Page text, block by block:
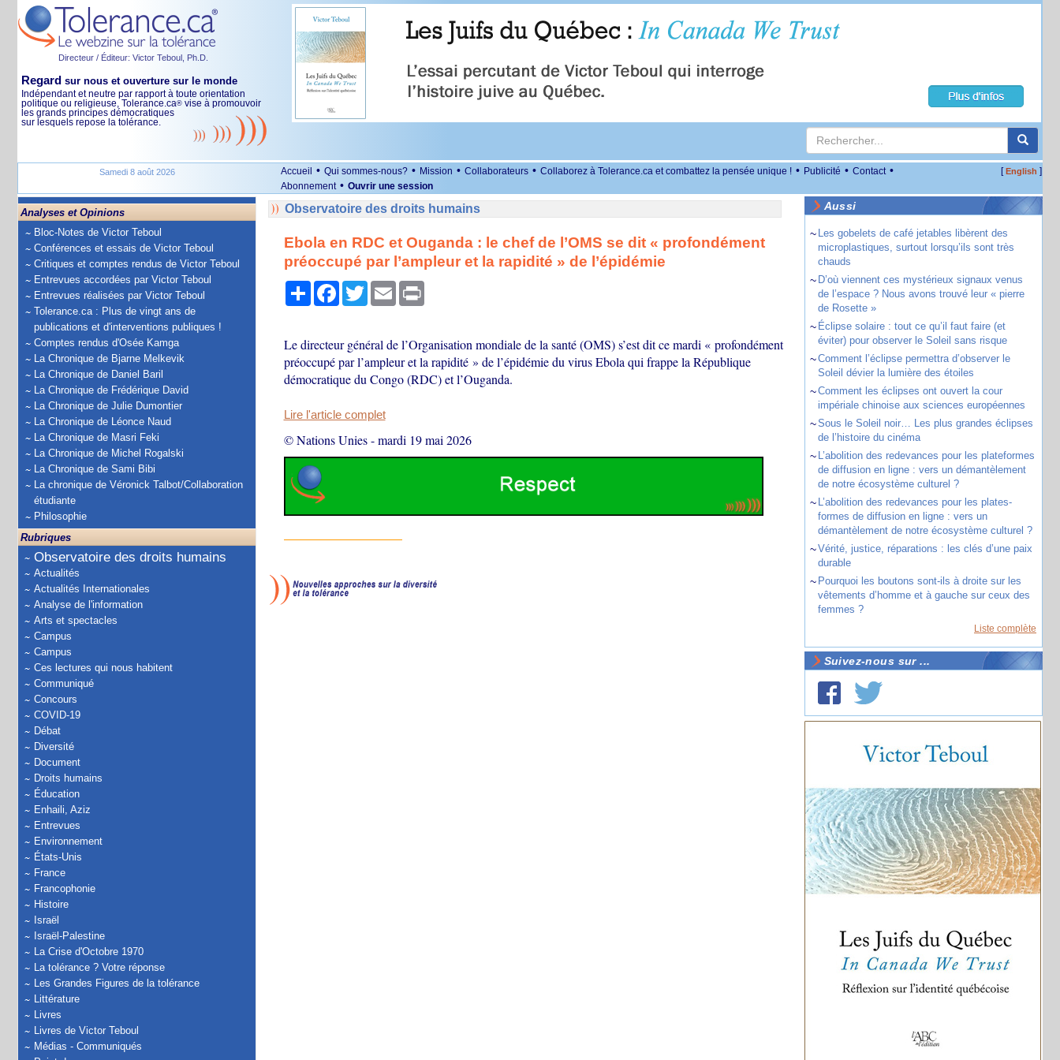
Directeur / Éditeur: Victor Teboul, Ph.D.
Regard sur nous et ouverture sur le monde
Indépendant et neutre par rapport à toute orientation
politique ou religieuse, Tolerance.ca® vise à promouvoir
les grands principes démocratiques
sur lesquels repose la tolérance.
Samedi 8 août 2026 Accueil • Qui sommes-nous? • Mission • Collaborateurs • Collaborez à Tolerance.ca et combattez la pensée unique ! • Publicité • Contact •
Abonnement • Ouvrir une session
[English ]
Analyses et Opinions
Bloc-Notes de Victor Teboul
Conférences et essais de Victor Teboul
Critiques et comptes rendus de Victor Teboul
Entrevues accordées par Victor Teboul
Entrevues réalisées par Victor Teboul
Tolerance.ca : Plus de vingt ans de
publications et d'interventions publiques !
Comptes rendus d'Osée Kamga
La Chronique de Bjarne Melkevik
La Chronique de Daniel Baril
La Chronique de Frédérique David
La Chronique de Julie Dumontier
La Chronique de Léonce Naud
La Chronique de Masri Feki
La Chronique de Michel Rogalski
La Chronique de Sami Bibi
La chronique de Véronick Talbot/Collaboration
étudiante
Philosophie
Rubriques
Observatoire des droits humains
Actualités
Actualités Internationales
Analyse de l'information
Arts et spectacles
Campus
Campus
Ces lectures qui nous habitent
Communiqué
Concours
COVID-19
Débat
Diversité
Document
Droits humains
Éducation
Enhaili, Aziz
Entrevues
Environnement
États-Unis
France
Francophonie
Histoire
Israël
Israël-Palestine
La Crise d'Octobre 1970
La tolérance ? Votre réponse
Les Grandes Figures de la tolérance
Littérature
Livres
Livres de Victor Teboul
Médias - Communiqués
Observatoire des droits humains
Ebola en RDC et Ouganda : le chef de l’OMS se dit « profondément
préoccupé par l’ampleur et la rapidité » de l’épidémie
PartagerFacebook
TwitterEmail Print
Le directeur général de l’Organisation mondiale de la santé (OMS) s’est dit ce mardi « profondément
préoccupé par l’ampleur et la rapidité » de l’épidémie du virus Ebola qui frappe la République
démocratique du Congo (RDC) et l’Ouganda.
Lire l'article complet
© Nations Unies-mardi 19 mai 2026
Aussi
~ Les gobelets de café jetables libèrent des
microplastiques, surtout lorsqu’ils sont très
chauds
~ D’où viennent ces mystérieux signaux venus
de l’espace ? Nous avons trouvé leur « pierre
de Rosette »
~ Éclipse solaire : tout ce qu’il faut faire (et
éviter) pour observer le Soleil sans risque
~Comment l’éclipse permettra d’observer le
Soleil dévier la lumière des étoiles
~Comment les éclipses ont ouvert la cour
impériale chinoise aux sciences européennes
~Sous le Soleil noir… Les plus grandes éclipses
de l’histoire du cinéma
~ L’abolition des redevances pour les plateformes
de diffusion en ligne : vers un démantèlement
de notre écosystème culturel ?
~ L’abolition des redevances pour les plates-
formes de diffusion en ligne : vers un
démantèlement de notre écosystème culturel ?
~Vérité, justice, réparations : les clés d’une paix
durable
~ Pourquoi les boutons sont-ils à droite sur les
vêtements d’homme et à gauche sur ceux des
femmes ?
Liste complète
Suivez-nous sur ...